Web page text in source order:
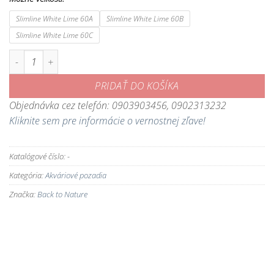
Slimline White Lime 60A
Slimline White Lime 60B
Slimline White Lime 60C
množstvo Akváriové pozadie Slimline White Lime - kvalitné ploché
PRIDAŤ DO KOŠÍKA
Objednávka cez telefón: 0903903456, 0902313232
Kliknite sem pre informácie o vernostnej zľave!
Katalógové číslo:-
Kategória:Akváriové pozadia
Značka:Back to Nature